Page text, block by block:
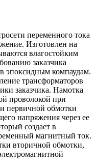
переменного тока
Изготовлен на
влагостойким
заказчика
эпоксидным компаудам.
трансформаторов
заказчика. Намотка
проволокой при
первичной обмотки
напряжения через ее
создает в
магнитный ток.
вторичной обмотки,